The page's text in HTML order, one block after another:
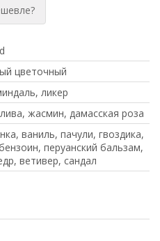
цветочный
ликер
жасмин, дамасская роза
ваниль, пачули, гвоздика,
перуанский бальзам,
ветивер, сандал